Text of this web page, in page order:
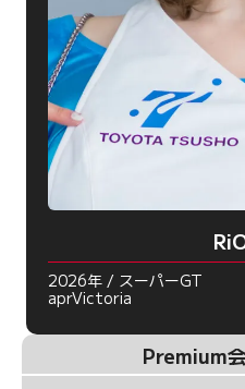
2026年 / スーパーGT
aprVictoria
Premium